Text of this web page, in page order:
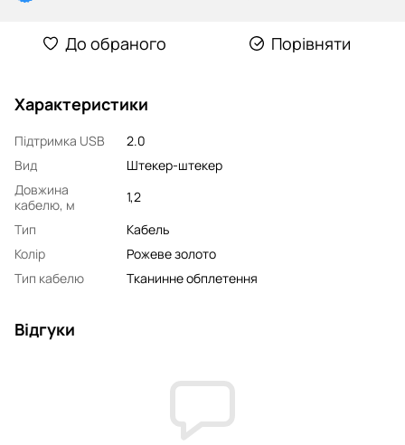
До обраного Порівняти
Характеристики
Підтримка USB
2.0
Вид
Штекер-штекер
Довжина
кабелю, м
1,2
Тип
Кабель
Колір
Рожеве золото
Тип кабелю
Тканинне обплетення
Відгуки